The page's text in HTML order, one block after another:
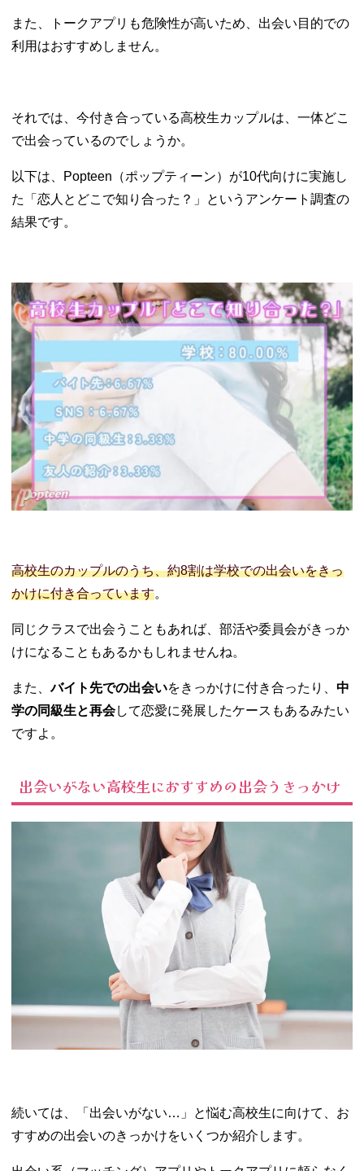
また、トークアプリも危険性が高いため、出会い目的での
利用はおすすめしません。
それでは、今付き合っている高校生カップルは、一体どこ
で出会っているのでしょうか。
以下は、Popteen（ポップティーン）が10代向けに実施し
た「恋人とどこで知り合った？」というアンケート調査の
結果です。
高校生のカップルのうち、約8割は学校での出会いをきっ
かけに付き合っています。
同じクラスで出会うこともあれば、部活や委員会がきっか
けになることもあるかもしれませんね。
また、バイト先での出会いをきっかけに付き合ったり、 中
学の同級生と再会して恋愛に発展したケースもあるみたい
ですよ。
出会いがない高校生におすすめの出会うきっかけ
続いては、「出会いがない…」と悩む高校生に向けて、お
すすめの出会いのきっかけをいくつか紹介します。